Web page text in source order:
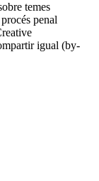
temes
penal
igual (by-